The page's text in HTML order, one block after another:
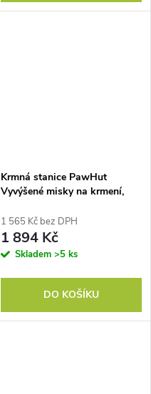
Krmná stanice PawHut
Vyvýšené misky na krmení,
cm x 30 cm x 34 cm, hnědá +
stříbrná barva
1 565 Kč bez DPH
1 894 Kč
Skladem >5 ks
DO KOŠÍKU